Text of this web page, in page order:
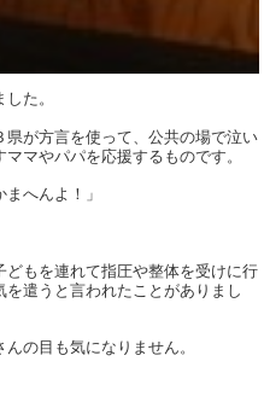
た。
県が方言を使って、公共の場で泣い
マやパパを応援するものです。
へんよ！」
もを連れて指圧や整体を受けに行
遣うと言われたことがありまし
の目も気になりません。